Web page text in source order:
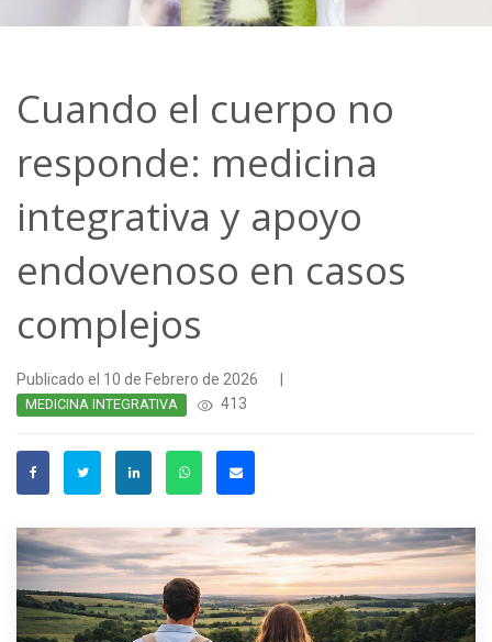
Cuando el cuerpo no
responde: medicina
integrativa y apoyo
endovenoso en casos
complejos
Publicado el 10 de Febrero de 2026
MEDICINA INTEGRATIVA 413